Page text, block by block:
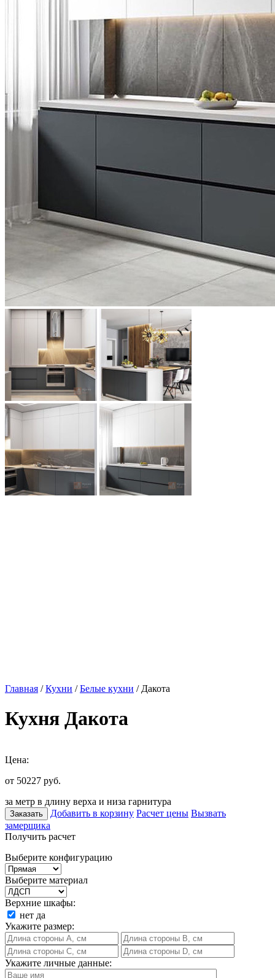
Главная /Кухни /Белые кухни / Дакота
Кухня Дакота
Цена:
от 50227 руб.
за метр в длину верха и низа гарнитура
Заказать Добавить в корзину Расчет цены Вызвать
замерщика
Получить расчет
Выберите конфигурацию
Выберите материал
Верхние шкафы:
нет да
Укажите размер:
Укажите личные данные: